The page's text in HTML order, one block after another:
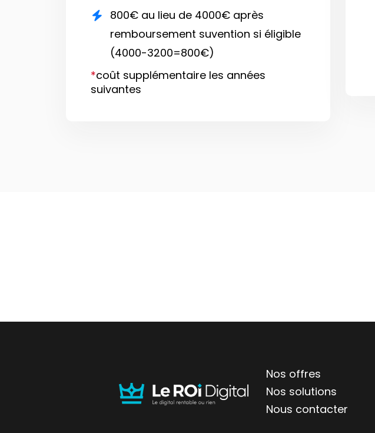
800€ au lieu de 4000€ après
remboursement suvention si éligible
(4000-3200=800€)
*coût supplémentaire les années
suivantes
Nos offres
Nos solutions
Nous contacter